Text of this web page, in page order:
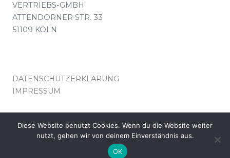
VERTRIEBS-GMBH
ATTENDORNER STR. 33
51109 KÖLN
DATENSCHUTZERKLÄRUNG
IMPRESSUM
© COPYRIGHT CONCEPT VERTRIEB KÖLN
Diese Website benutzt Cookies. Wenn du die Website weiter
nutzt, gehen wir von deinem Einverständnis aus.
OK